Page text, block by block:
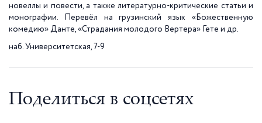
новеллы и повести, а также литературно-критические статьи и
монографии. Перевёл на грузинский язык «Божественную
комедию» Данте, «Страдания молодого Вертера» Гете и др.
наб. Университетская, 7-9
Поделиться в соцсетях